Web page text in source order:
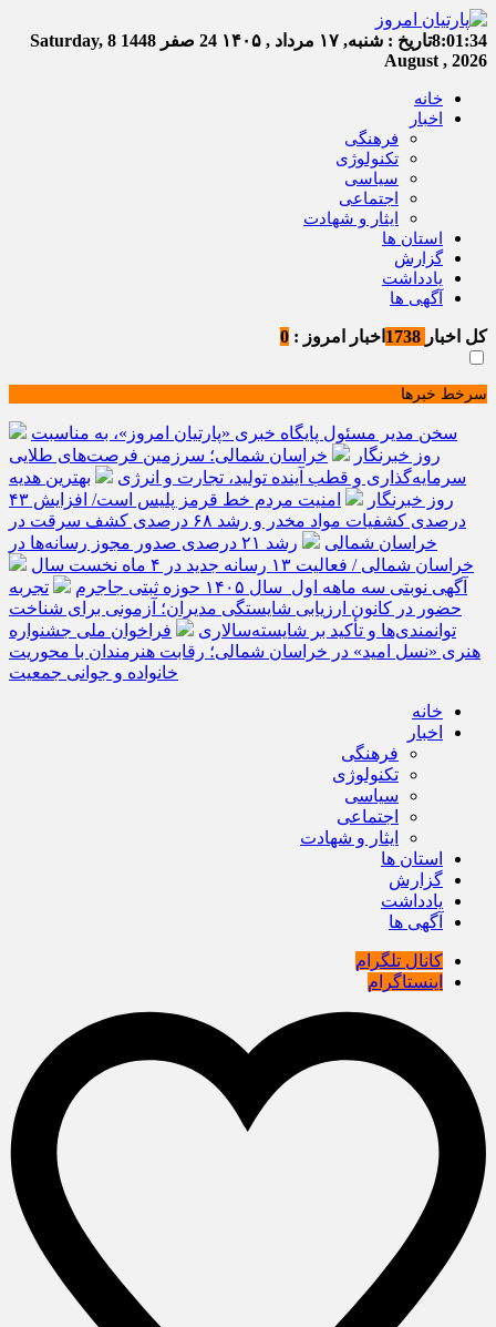
8:01:34تاریخ : شنبه, ۱۷ مرداد , ۱۴۰۵ 24 صفر 1448
Saturday, 8
August , 2026
خانه
اخبار
فرهنگی
تکنولوژی
سیاسی
اجتماعی
ایثار و شهادت
استان ها
گزارش
یادداشت
آگهی ها
کل اخبار اخبار امروز : 0
سرخط خبرها
سخن مدیر مسئول پایگاه خبری «پارتیان امروز»، به مناسبت
روز خبرنگار
خراسان شمالی؛ سرزمین فرصت‌های طلایی
سرمایه‌گذاری و قطب آینده تولید، تجارت و انرژی
بهترین هدیه
روز خبرنگار
امنیت مردم خط قرمز پلیس است/ افزایش ۴۳
درصدی کشفیات مواد مخدر و رشد ۶۸ درصدی کشف سرقت در
خراسان شمالی
رشد ۲۱ درصدی صدور مجوز رسانه‌ها در
خراسان شمالی / فعالیت ۱۳ رسانه جدید در ۴ ماه نخست سال
آگهی نوبتی سه ماهه اول سال ۱۴۰۵ حوزه ثبتی جاجرم
تجربه
حضور در کانون ارزیابی شایستگی مدیران؛ آزمونی برای شناخت
توانمندی‌ها و تأکید بر شایسته‌سالاری
فراخوان ملی جشنواره
هنری «نسل امید» در خراسان شمالی؛ رقابت هنرمندان با محوریت
خانواده و جوانی جمعیت
خانه
اخبار
فرهنگی
تکنولوژی
سیاسی
اجتماعی
ایثار و شهادت
استان ها
گزارش
یادداشت
آگهی ها
کانال تلگرام
اینستاگرام